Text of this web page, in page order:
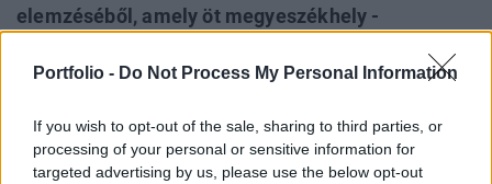
Portfolio - Do Not Process My Personal Information
If you wish to opt-out of the sale, sharing to third parties, or
processing of your personal or sensitive information for
targeted advertising by us, please use the below opt-out
elemzéséből, amely öt megyeszékhely -
Székesfehérvár - kereskedelmi ingatlanpiacát
várhatók jelentős fejlesztések az elkövetkező
években.